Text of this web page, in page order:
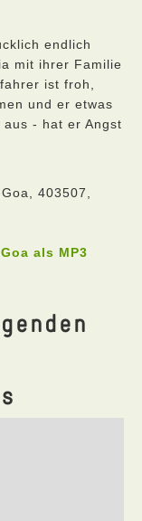
endlich
mit ihrer Familie
ist froh,
und er etwas
- hat er Angst
403507,
als MP3